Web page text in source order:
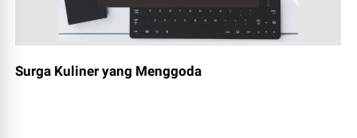
Surga Kuliner yang Menggoda